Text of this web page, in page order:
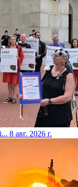
8 авг. 2026 г.